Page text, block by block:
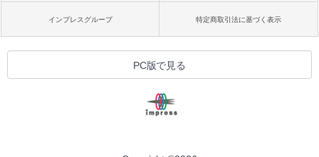
インプレスグループ 特定商取引法に基づく表示
PC版で見る